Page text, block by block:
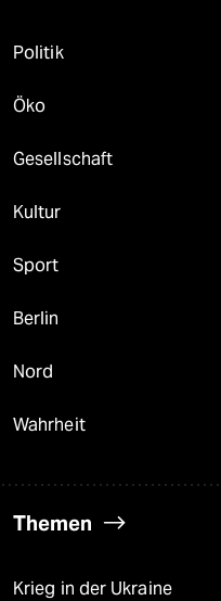
Politik
Öko
Gesellschaft
Kultur
Sport
Berlin
Nord
Wahrheit
Themen
Krieg in der Ukraine